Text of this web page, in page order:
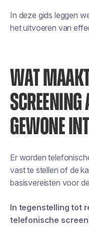
In deze gids leggen
het uitvoeren van
WAT
SCREENING
GEWONE
Er worden
vast te stellen of de
basisvereisten voor
In tegenstelling tot
telefonische